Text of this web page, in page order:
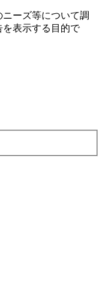
ーズ等について調
表⽰する⽬的で